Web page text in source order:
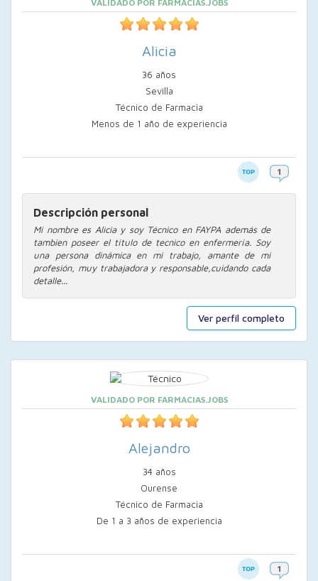
Ver perfil completo
VALIDADO POR FARMACIAS.JOBS
Alicia
36 años
Sevilla
Técnico de Farmacia
Menos de 1 año de experiencia
Descripción personal
Mi nombre es Alicia y soy Técnico en FAYPA además de
tambien poseer el título de tecnico en enfermería. Soy
una persona dinámica en mi trabajo, amante de mi
profesión, muy trabajadora y responsable,cuidando cada
detalle...
VALIDADO POR FARMACIAS.JOBS
Alejandro
34 años
Ourense
Técnico de Farmacia
De 1 a 3 años de experiencia